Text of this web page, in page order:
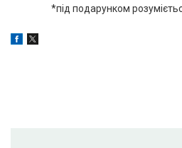
*під подарунком